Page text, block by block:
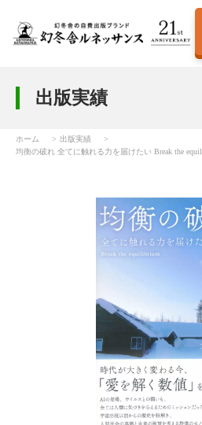
出版実績
ホーム
出版実績
均衡の破れ 全てに触れる力を届けたい Break the